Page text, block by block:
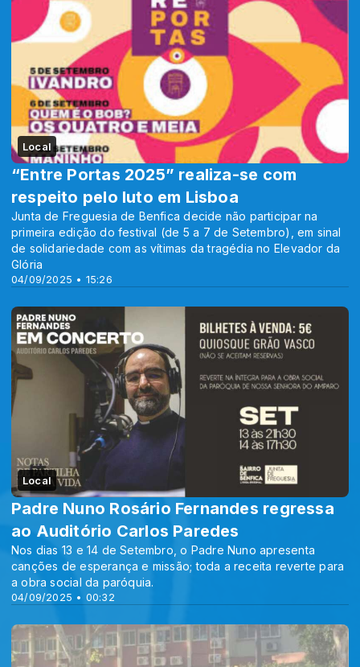
Local
04/09/2025 • 15:26
“Entre Portas 2025” realiza-se com
respeito pelo luto em Lisboa
Junta de Freguesia de Benfica decide não participar na
primeira edição do festival (de 5 a 7 de Setembro), em sinal
de solidariedade com as vítimas da tragédia no Elevador da
Glória
Local
04/09/2025 • 00:32
Padre Nuno Rosário Fernandes regressa
ao Auditório Carlos Paredes
Nos dias 13 e 14 de Setembro, o Padre Nuno apresenta
canções de esperança e missão; toda a receita reverte para
a obra social da paróquia.